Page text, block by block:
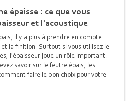
épaisse : ce que vous
et l'acoustique
il y a plus à prendre en compte
la finition. Surtout si vous utilisez le
l'épaisseur joue un rôle important.
savoir sur le feutre épais, les
faire le bon choix pour votre